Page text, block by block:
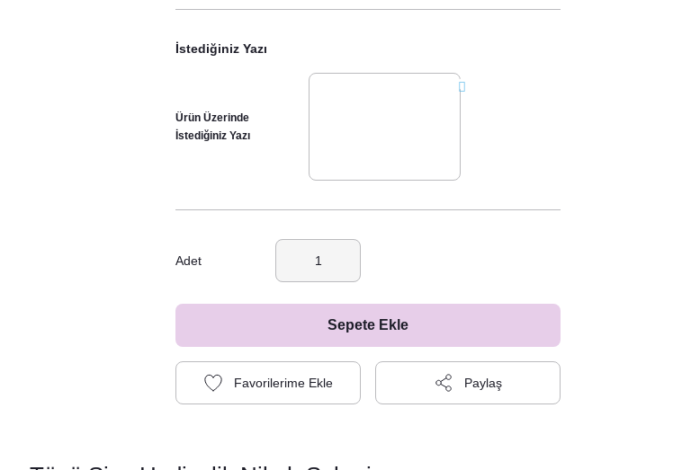
İstediğiniz Yazı
Ürün Üzerinde
İstediğiniz Yazı
Adet
Sepete Ekle
Paylaş